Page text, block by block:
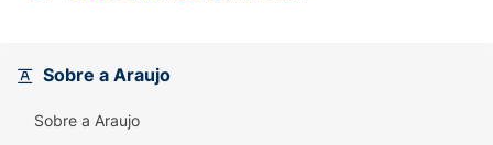
Sobre a Araujo
Sobre a Araujo